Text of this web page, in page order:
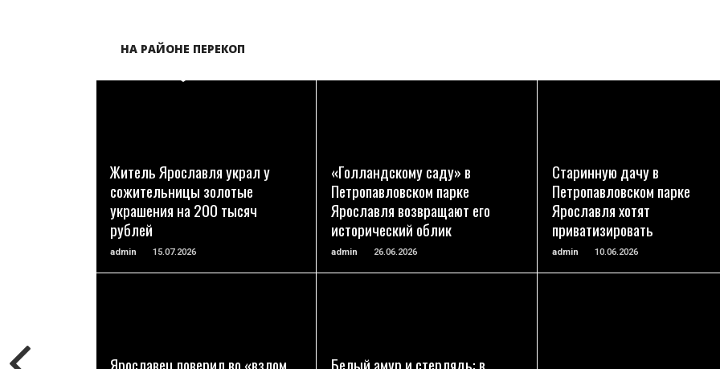
НА РАЙОНЕ ПЕРЕКОП
Житель Ярославля украл у
сожительницы золотые
украшения на 200 тысяч
рублей
admin 15.07.2026
«Голландскому саду» в
Петропавловском парке
Ярославля возвращают его
исторический облик
admin 26.06.2026
Старинную дачу в
Петропавловском парке
Ярославля хотят
приватизировать
admin 10.06.2026